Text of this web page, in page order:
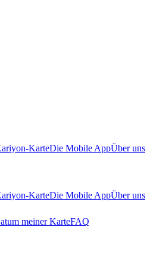
KarteDie Mobile AppÜber uns
KarteDie Mobile AppÜber uns
meiner KarteFAQ